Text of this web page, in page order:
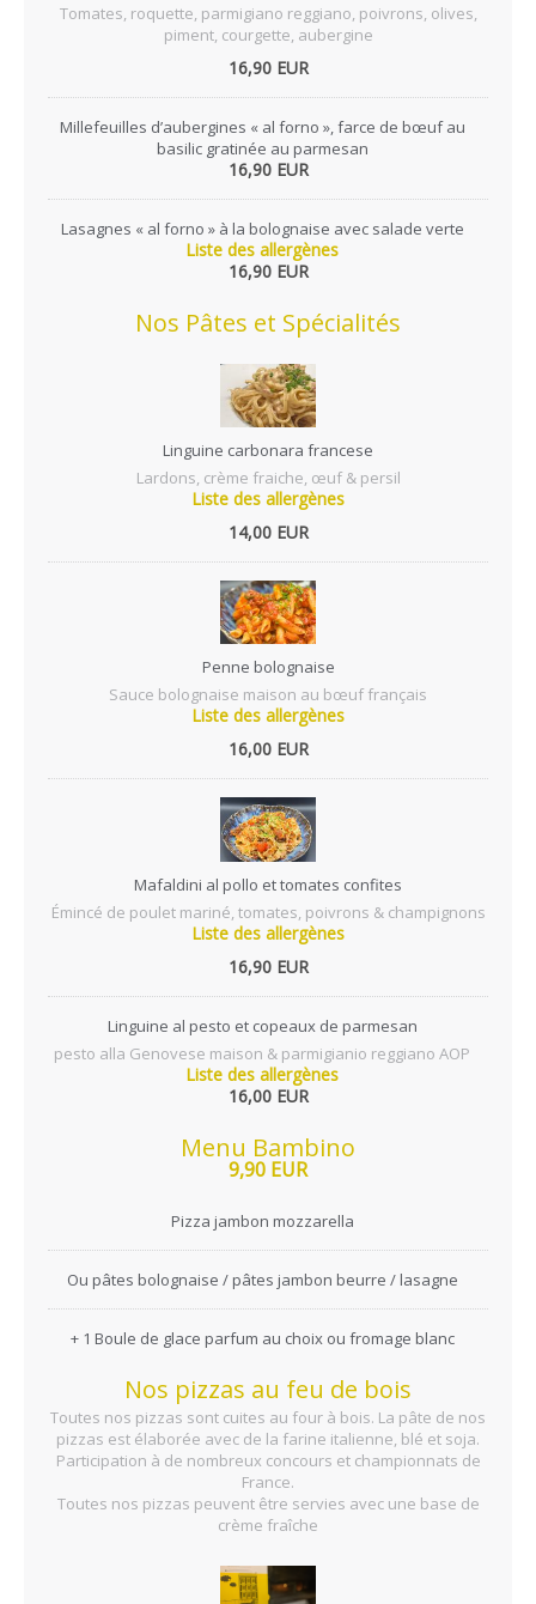
Tomates, roquette, parmigiano reggiano, poivrons, olives,
piment, courgette, aubergine
16,90 EUR
Millefeuilles d’aubergines « al forno », farce de bœuf au
basilic gratinée au parmesan
16,90 EUR
Lasagnes « al forno » à la bolognaise avec salade verte
Liste des allergènes
16,90 EUR
Nos Pâtes et Spécialités
Linguine carbonara francese
Lardons, crème fraiche, œuf & persil
Liste des allergènes
14,00 EUR
Penne bolognaise
Sauce bolognaise maison au bœuf français
Liste des allergènes
16,00 EUR
Mafaldini al pollo et tomates confites
Émincé de poulet mariné, tomates, poivrons & champignons
Liste des allergènes
16,90 EUR
Linguine al pesto et copeaux de parmesan
pesto alla Genovese maison & parmigianio reggiano AOP
Liste des allergènes
16,00 EUR
Menu Bambino
9,90 EUR
Pizza jambon mozzarella
Ou pâtes bolognaise / pâtes jambon beurre / lasagne
+ 1 Boule de glace parfum au choix ou fromage blanc
Nos pizzas au feu de bois
Toutes nos pizzas sont cuites au four à bois. La pâte de nos
pizzas est élaborée avec de la farine italienne, blé et soja.
Participation à de nombreux concours et championnats de
France.
Toutes nos pizzas peuvent être servies avec une base de
crème fraîche